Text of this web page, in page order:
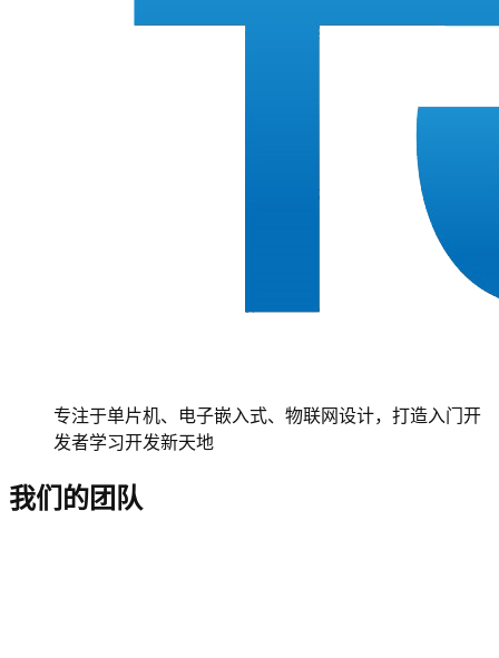
专注于单片机、电子嵌入式、物联网设计，打造入门开
发者学习开发新天地
我们的团队